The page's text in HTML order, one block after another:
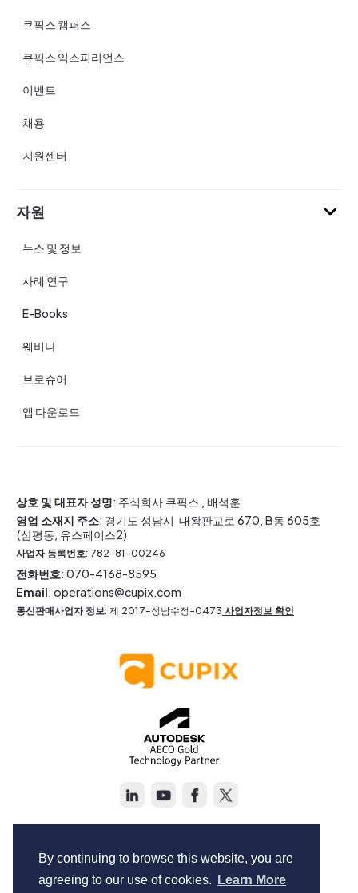
By continuing to browse this website, you are
agreeing to our use of cookies.
Learn More
큐픽스 캠퍼스
큐픽스 익스피리언스
이벤트
채용
지원센터
자원
뉴스 및 정보
사례 연구
E-Books
웨비나
브로슈어
앱 다운로드
상호 및 대표자 성명: 주식회사 큐픽스 , 배석훈
영업 소재지 주소: 경기도 성남시 대왕판교로 670, B동 605호
(삼평동, 유스페이스2)
사업자 등록번호: 782-81-00246
전화번호: 070-4168-8595
Email: operations@cupix.com
통신판매사업자 정보: 제 2017-성남수정-0473 사업자정보 확인
Terms of Service
Privacy Policy